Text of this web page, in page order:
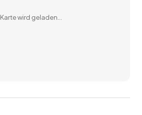
Karte wird geladen…